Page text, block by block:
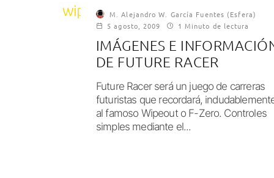
wipeoutM. Alejandro W. García Fuentes (Esfera)
5 agosto, 2009
1 Minuto de lectura
IMÁGENES E
DE FUTURE RACER
Future Racer será un juego de carreras
futuristas que recordará,
al famoso Wipeout o F-Zero. Controles
simples mediante el...